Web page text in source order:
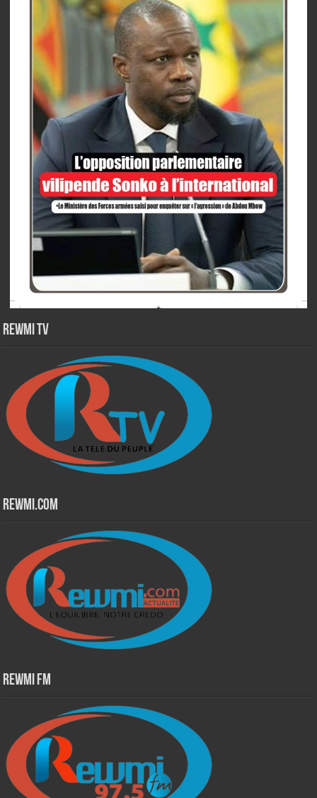
Rewmi TV
Rewmi.Com
Rewmi Fm